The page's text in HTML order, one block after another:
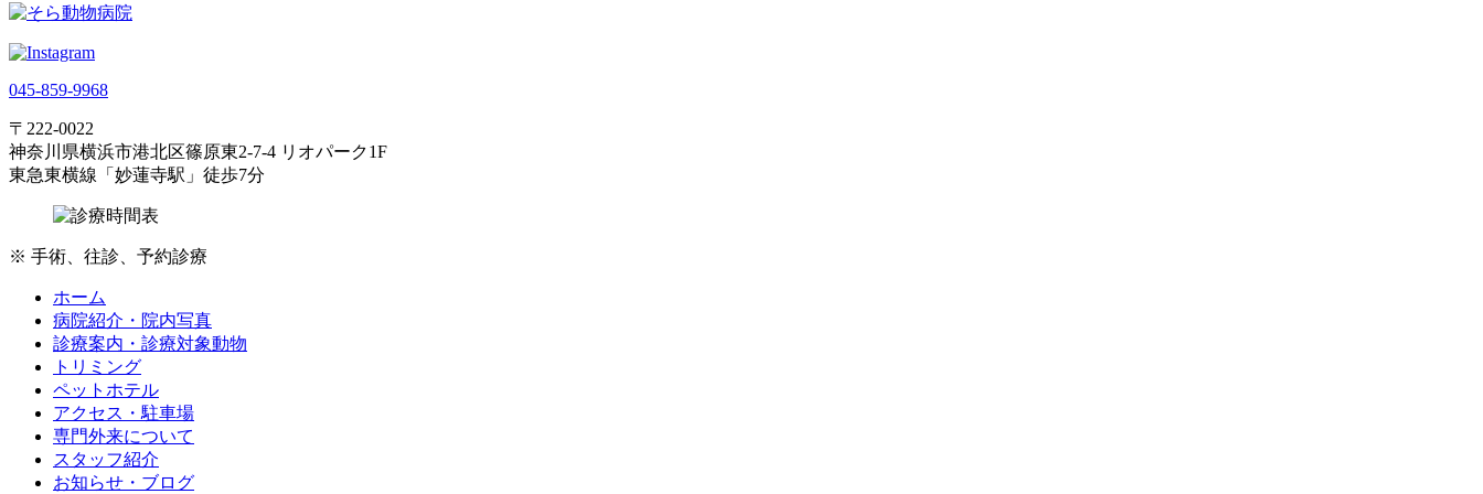
045-859-9968
〒222-0022
神奈川県横浜市港北区篠原東2-7-4 リオパーク1F
東急東横線「妙蓮寺駅」徒歩7分
※ 手術、往診、予約診療
ホーム
病院紹介・院内写真
診療案内・診療対象動物
トリミング
ペットホテル
アクセス・駐車場
専門外来について
スタッフ紹介
お知らせ・ブログ